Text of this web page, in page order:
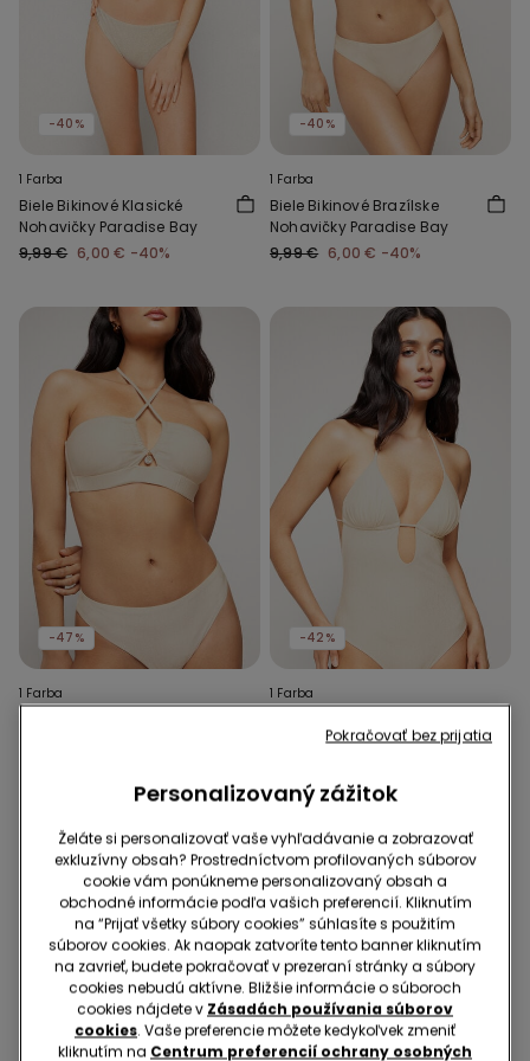
-40%
1 Farba
Biele Bikinové Klasické
Nohavičky Paradise Bay
9,99 € 6,00 € -40%
-40%
1 Farba
Biele Bikinové Brazílske
Nohavičky Paradise Bay
9,99 € 6,00 € -40%
-47%
1 Farba
-42%
1 Farba
Trojuholníkovou
Personalizovaný zážitok
Želáte si personalizovať vaše vyhľadávanie a zobrazovať
exkluzívny obsah? Prostredníctvom profilovaných súborov
cookie vám ponúkneme personalizovaný obsah a
obchodné informácie podľa vašich preferencií. Kliknutím
na “Prijať všetky súbory cookies” súhlasíte s použitím
súborov cookies. Ak naopak zatvoríte tento banner kliknutím
na zavrieť, budete pokračovať v prezeraní stránky a súbory
cookies nebudú aktívne. Bližšie informácie o súboroch
cookies nájdete v Zásadách používania súborov
cookies. Vaše preferencie môžete kedykoľvek zmeniť
kliknutím na Centrum preferencií ochrany osobných
Pokračovať bez prijatia